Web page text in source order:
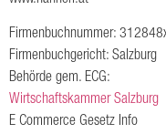
Firmenbuchnummer:
Firmenbuchgericht: Salzburg
Behörde gem. ECG:
Wirtschaftskammer Salzburg
E Commerce Gesetz Info